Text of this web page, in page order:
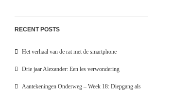
RECENT POSTS
Het verhaal van de rat met de smartphone
Drie jaar Alexander: Een les verwondering
Aantekeningen Onderweg – Week 18: Diepgang als